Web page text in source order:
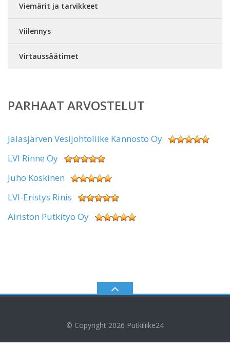
Viemärit ja tarvikkeet
Viilennys
Virtaussäätimet
PARHAAT ARVOSTELUT
Jalasjärven Vesijohtoliike Kannosto Oy
LVI Rinne Oy
Juho Koskinen
LVI-Eristys Rinis
Airiston Putkityö Oy
© Copyright 2026 Putkiliike24